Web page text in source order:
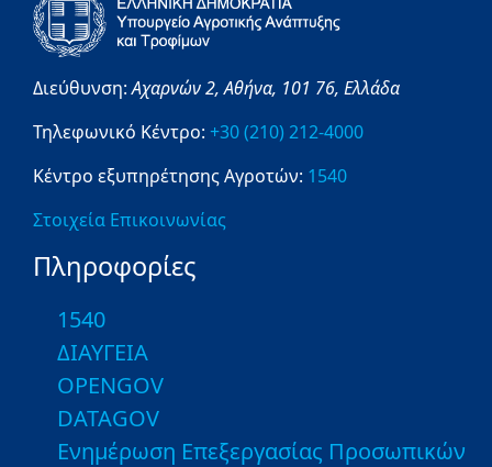
Διεύθυνση:Αχαρνών 2,Αθήνα, 101 76, Ελλάδα
Τηλεφωνικό Κέντρο: +30 (210) 212-4000
Κέντρο εξυπηρέτησης Αγροτών: 1540
Στοιχεία Επικοινωνίας
Πληροφορίες
1540
ΔΙΑΥΓΕΙΑ
OPENGOV
DATAGOV
Ενημέρωση Επεξεργασίας Προσωπικών